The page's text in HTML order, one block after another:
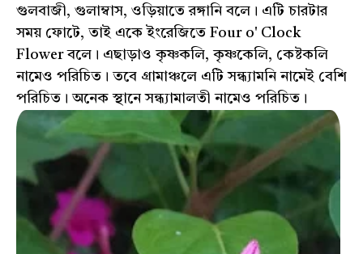
গুলবাজী, গুলাম্বাস, ওড়িয়াতে রঙ্গানি বলে। এটি চারটার
সময় ফোটে, তাই একে ইংরেজিতে Four o' Clock
Flower বলে। এছাড়াও কৃষ্ণকলি, কৃষ্ণকেলি, কেষ্টকলি
নামেও পরিচিত। তবে গ্রামাঞ্চলে এটি সন্ধ্যামনি নামেই বেশি
পরিচিত। অনেক স্থানে সন্ধ্যামালতী নামেও পরিচিত।